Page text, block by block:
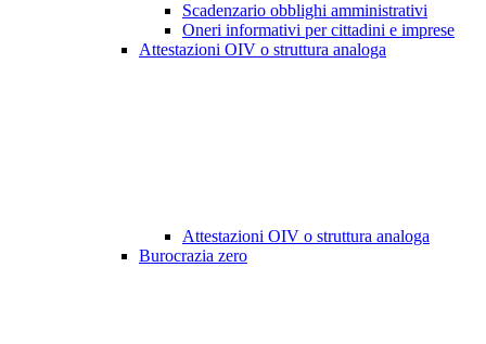
Scadenzario obblighi amministrativi
Oneri informativi per cittadini e imprese
Attestazioni OIV o struttura analoga
Attestazioni OIV o struttura analoga
Burocrazia zero